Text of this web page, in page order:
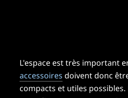
L'espace est très important
accessoires doivent donc
compacts et utiles